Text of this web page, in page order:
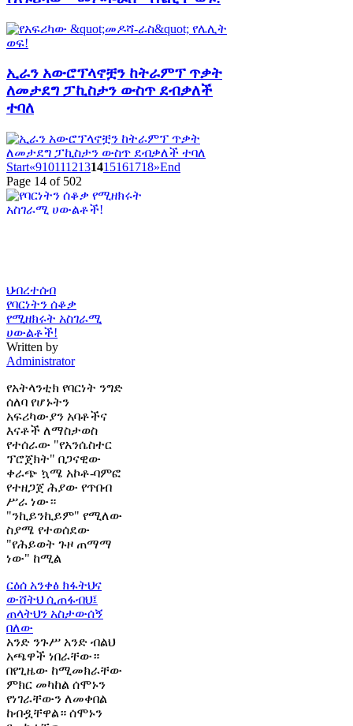
ኢራን አውሮፕላኖቿን ከትራምፕ ጥቃት
ለመታደግ ፓኪስታን ውስጥ ደብቃለች
ተባለ
Start«9101112131415161718»End
Page 14 of 502
ህብረተሰብ
የባርነትን ሰቆቃ
የሚዘክሩት አስገራሚ
ሀውልቶች!
Written by
Administrator
የአትላንቲክ የባርነት ንግድ
ሰለባ የሆኑትን
አፍሪካውያን አባቶችና
እናቶች ለማስታወስ
የተሰራው "የአንሴስተር
ፕሮጀክት" በጋናዊው
ቀራጭ ኳሜ አኮቶ-ባምፎ
የተዘጋጀ ሕያው የጥበብ
ሥራ ነው።
"ንኪይንኪይም" የሚለው
ስያሜ የተወሰደው
"የሕይወት ጉዞ ጠማማ
ነው" ከሚል
ርዕሰ አንቀፅ ክፋትህና
ውሸትህ ሲጠፋብህ፤
ጠላትህን አስታውሰኝ
በለው
አንድ ንጉሥ አንድ ብልህ
አጫዋች ነበራቸው።
በየጊዜው ከሚመክራቸው
ምክር መካከል ሰሞኑን
የነገራቸውን ለመቀበል
ከብዷቸዋል። ሰሞኑን